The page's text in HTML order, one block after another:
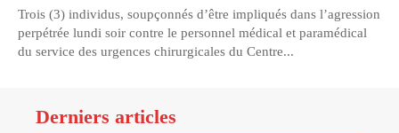
Trois (3) individus, soupçonnés d’être impliqués dans l’agression
perpétrée lundi soir contre le personnel médical et paramédical
du service des urgences chirurgicales du Centre...
Derniers articles